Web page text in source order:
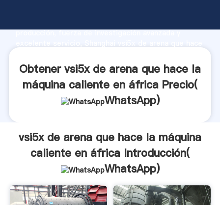
producción, fuerza de investigación avanzada y
y aporta valores a todos los clientes.
Obtener vsi5x de arena que hace la
máquina caliente en áfrica Precio(
WhatsApp)
vsi5x de arena que hace la máquina
caliente en áfrica Introducción(
WhatsApp)